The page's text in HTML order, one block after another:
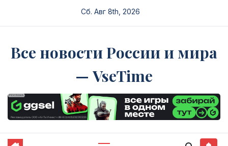
Сб. Авг 8th, 2026
Все новости России и мира
— VseTime